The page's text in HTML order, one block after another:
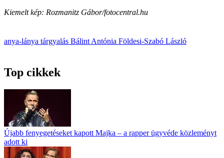
Kiemelt kép: Rozmanitz Gábor/fotocentral.hu
anya-lánya tárgyalás Bálint Antónia Földesi-Szabó László
Top cikkek
Újabb fenyegetéseket kapott Majka – a rapper ügyvéde közleményt
adott ki